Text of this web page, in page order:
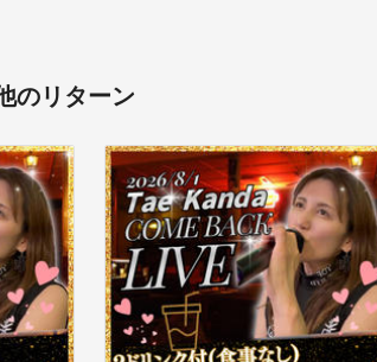
のリターン